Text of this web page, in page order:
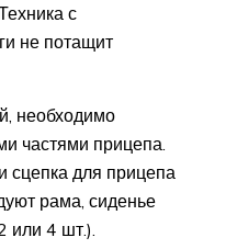
с
не потащит
необходимо
частями прицепа.
сцепка для прицепа
рама, сиденье
или 4 шт.).